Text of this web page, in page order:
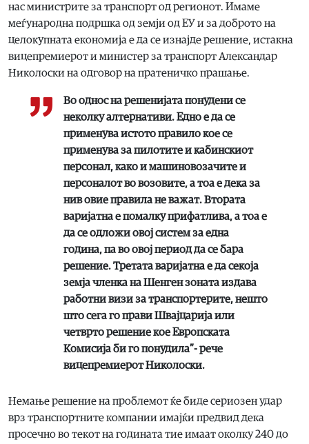
нас министрите за транспорт од регионот. Имаме
меѓународна подршка од земји од ЕУ и за доброто на
целокупната економија е да се изнајде решение, истакна
вицепремиерот и министер за транспорт Александар
Николоски на одговор на пратеничко прашање.
Во однос на решенијата понудени се
неколку алтернативи. Едно е да се
применува истото правило кое се
применува за пилотите и кабинскиот
персонал, како и машиновозачите и
персоналот во возовите, а тоа е дека за
нив овие правила не важат. Втората
варијатна е помалку прифатлива, а тоа е
да се одложи овој систем за една
година, па во овој период да се бара
решение. Третата варијатна е да секоја
земја членка на Шенген зоната издава
работни визи за транспортерите, нешто
што сега го прави Швајцарија или
четврто решение кое Европската
Комисија би го понудила”- рече
вицепремиерот Николоски.
Немање решение на проблемот ќе биде сериозен удар
врз транспортните компании имајќи предвид дека
просечно во текот на годината тие имаат околку 240 до